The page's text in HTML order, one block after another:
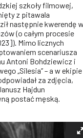
szkoły filmowej,
z pitawala
następnie kwerendę
(o całym procesie
Mimo licznych
scenariusza
Antoni Bohdziewicz i
„Silesia” – a w ekipie
za zdjęcia,
Hajdun
postać męską.